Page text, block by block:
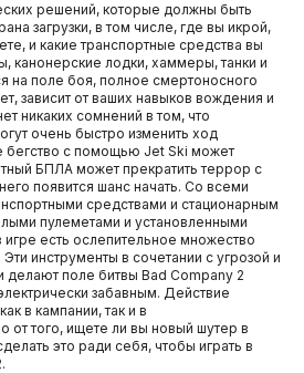
решений, которые должны быть
загрузки, в том числе, где вы икрой,
и какие транспортные средства вы
канонерские лодки, хаммеры, танки и
на поле боя, полное смертоносного
зависит от ваших навыков вождения и
никаких сомнений в том, что
очень быстро изменить ход
бегство с помощью Jet Ski может
БПЛА может прекратить террор с
появится шанс начать. Со всеми
средствами и стационарным
пулеметами и установленными
игре есть ослепительное множество
инструменты в сочетании с угрозой и
поле битвы Bad Company 2
забавным. Действие
в кампании, так и в
от того, ищете ли вы новый шутер в
это ради себя, чтобы играть в